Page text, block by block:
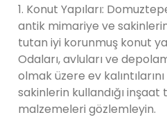
1. Konut Yapıları:
antik mimariye ve sakinlerin
tutan iyi korunmuş konut
Odaları, avluları ve
olmak üzere ev
sakinlerin kullandığı inşaat
malzemeleri gözlemleyin.